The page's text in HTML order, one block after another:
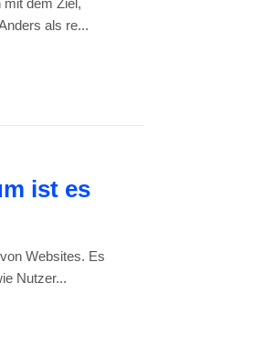
dem Ziel,
als re...
ist es
Websites. Es
Nutzer...